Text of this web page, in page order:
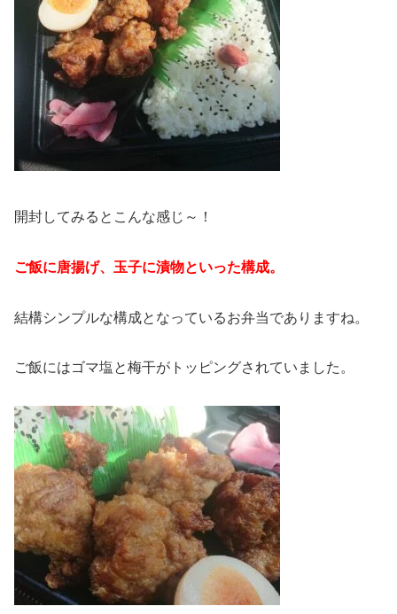
開封してみるとこんな感じ～！
ご飯に唐揚げ、玉子に漬物といった構成。
結構シンプルな構成となっているお弁当でありますね。
ご飯にはゴマ塩と梅干がトッピングされていました。